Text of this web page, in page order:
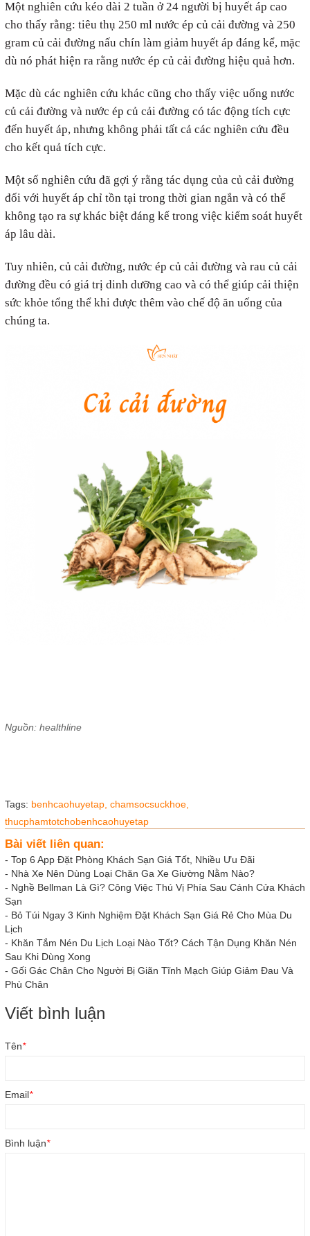
Một nghiên cứu kéo dài 2 tuần ở 24 người bị huyết áp cao
cho thấy rằng: tiêu thụ 250 ml nước ép củ cải đường và 250
gram củ cải đường nấu chín làm giảm huyết áp đáng kể, mặc
dù nó phát hiện ra rằng nước ép củ cải đường hiệu quả hơn.
Mặc dù các nghiên cứu khác cũng cho thấy việc uống nước
củ cải đường và nước ép củ cải đường có tác động tích cực
đến huyết áp, nhưng không phải tất cả các nghiên cứu đều
cho kết quả tích cực.
Một số nghiên cứu đã gợi ý rằng tác dụng của củ cải đường
đối với huyết áp chỉ tồn tại trong thời gian ngắn và có thể
không tạo ra sự khác biệt đáng kể trong việc kiểm soát huyết
áp lâu dài.
Tuy nhiên, củ cải đường, nước ép củ cải đường và rau củ cải
đường đều có giá trị dinh dưỡng cao và có thể giúp cải thiện
sức khỏe tổng thể khi được thêm vào chế độ ăn uống của
chúng ta.
Nguồn: healthline
Tags: benhcaohuyetap, chamsocsuckhoe,
thucphamtotchobenhcaohuyetap
Bài viết liên quan:
- Top 6 App Đặt Phòng Khách Sạn Giá Tốt, Nhiều Ưu Đãi
- Nhà Xe Nên Dùng Loại Chăn Ga Xe Giường Nằm Nào?
- Nghề Bellman Là Gì? Công Việc Thú Vị Phía Sau Cánh Cửa Khách
Sạn
- Bỏ Túi Ngay 3 Kinh Nghiệm Đặt Khách Sạn Giá Rẻ Cho Mùa Du
Lịch
- Khăn Tắm Nén Du Lịch Loại Nào Tốt? Cách Tận Dụng Khăn Nén
Sau Khi Dùng Xong
- Gối Gác Chân Cho Người Bị Giãn Tĩnh Mạch Giúp Giảm Đau Và
Phù Chân
Viết bình luận
Tên*
Email*
Bình luận*